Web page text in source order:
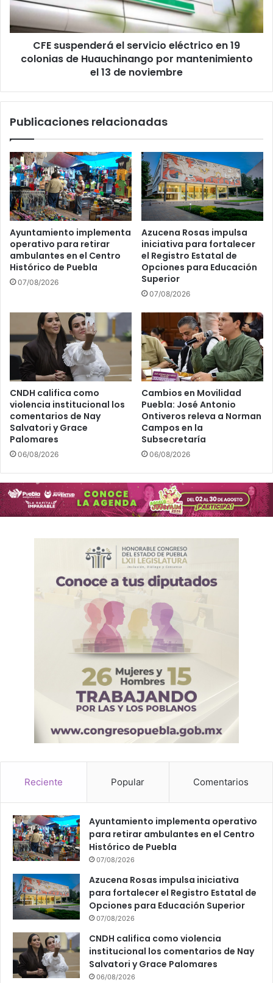
19
colonias
de
Huauchinango
por
13
noviembre
CFE suspenderá el servicio eléctrico en 19
colonias de Huauchinango por mantenimiento
el 13 de noviembre
Publicaciones relacionadas
Ayuntamiento implementa
operativo para retirar
ambulantes en el Centro
Histórico de Puebla
07/08/2026
Azucena Rosas impulsa
iniciativa para fortalecer
el Registro Estatal de
Opciones para Educación
Superior
07/08/2026
CNDH califica como
violencia institucional los
comentarios de Nay
Salvatori y Grace
Palomares
06/08/2026
Cambios en Movilidad
Puebla: José Antonio
Ontiveros releva a Norman
Campos en la
Subsecretaría
06/08/2026
Reciente Popular Comentarios
Ayuntamiento implementa operativo
para retirar ambulantes en el Centro
Histórico de Puebla
07/08/2026
Azucena Rosas impulsa iniciativa
para fortalecer el Registro Estatal de
Opciones para Educación Superior
07/08/2026
CNDH califica como violencia
institucional los comentarios de Nay
Salvatori y Grace Palomares
06/08/2026